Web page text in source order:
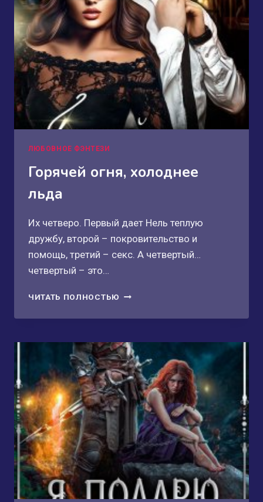
ЛЮБОВНОЕ ФЭНТЕЗИ
Горячей огня, холоднее
льда
Их четверо. Первый дает Нель теплую
дружбу, второй – покровительство и
помощь, третий – секс. А четвертый…
четвертый – это…
ЧИТАТЬ ПОЛНОСТЬЮ ГОРЯЧЕЙ
ХОЛОДНЕЕ